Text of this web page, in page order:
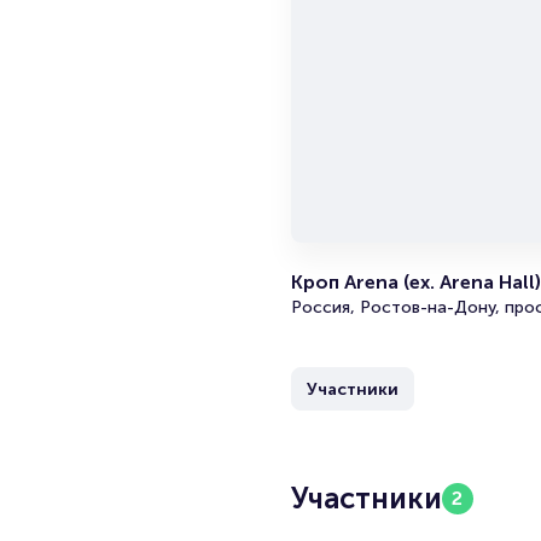
Кроп Arena (ex. Arena Hall)
Россия, Ростов-на-Дону,
Участники
Участники 2